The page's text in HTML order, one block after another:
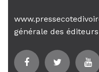
générale des